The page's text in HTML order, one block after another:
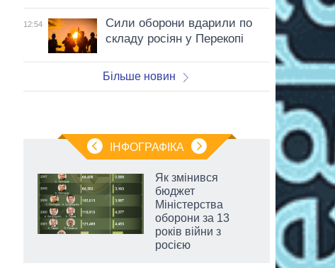
12:54
Сили оборони вдарили по
складу росіян у Перекопі
Більше новин
ІНФОГРАФІКА
Як змінився
бюджет
Міністерства
оборони за 13
років війни з
росією